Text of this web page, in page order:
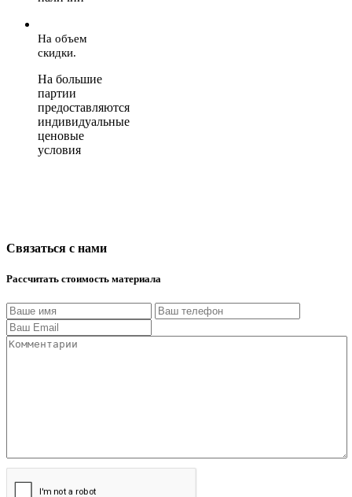
На объем
скидки.
На большие
партии
предоставляются
индивидуальные
ценовые
условия
Связаться с нами
Рассчитать стоимость материала